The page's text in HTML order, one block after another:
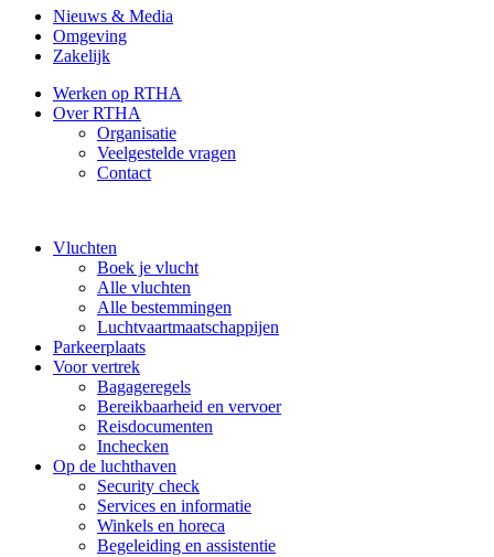
Nieuws & Media
Omgeving
Zakelijk
Werken op RTHA
Over RTHA
Organisatie
Veelgestelde vragen
Contact
Vluchten
Boek je vlucht
Alle vluchten
Alle bestemmingen
Luchtvaartmaatschappijen
Parkeerplaats
Voor vertrek
Bagageregels
Bereikbaarheid en vervoer
Reisdocumenten
Inchecken
Op de luchthaven
Security check
Services en informatie
Winkels en horeca
Begeleiding en assistentie